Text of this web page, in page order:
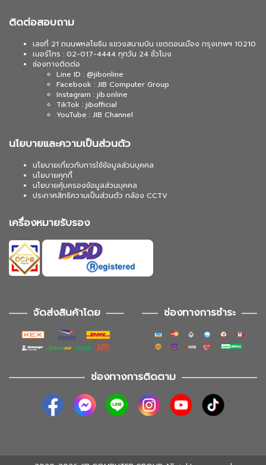
ติดต่อสอบถาม
เลขที่ 21 ถนนพหลโยธิน แขวงสนามบิน เขตดอนเมือง กรุงเทพฯ 10210
เบอร์โทร : 02-017-4444 ทุกวัน 24 ชั่วโมง
ช่องทางติดต่อ
Line ID : @jibonline
Facebook : JIB Computer Group
Instagram : jib.online
TikTok : jibofficial
YouTube : JIB Channel
นโยบายและความเป็นส่วนตัว
นโยบายเกี่ยวกับการใช้ข้อมูลส่วนบุคคล
นโยบายคุกกี้
นโยบายคุ้มครองข้อมูลส่วนบุคคล
ประกาศสิทธิความเป็นส่วนตัว กล้อง CCTV
เครื่องหมายรับรอง
จัดส่งสินค้าโดย ช่องทางการชำระ
ช่องทางการติดตาม